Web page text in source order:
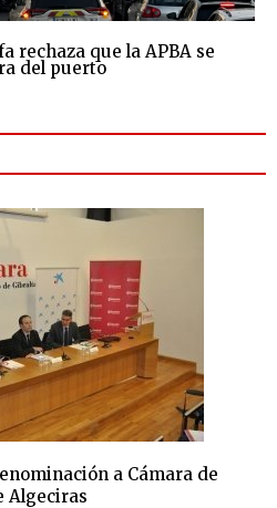
rechaza que la APBA se
del puerto
a Cámara de
Algeciras